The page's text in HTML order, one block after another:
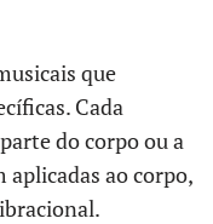
que
Cada
do corpo ou a
aplicadas ao corpo,